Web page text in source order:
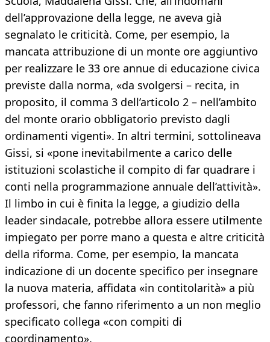
dell’approvazione della legge, ne aveva già
segnalato le criticità. Come, per esempio, la
mancata attribuzione di un monte ore aggiuntivo
per realizzare le 33 ore annue di educazione civica
previste dalla norma, «da svolgersi – recita, in
proposito, il comma 3 dell’articolo 2 – nell’ambito
del monte orario obbligatorio previsto dagli
ordinamenti vigenti». In altri termini, sottolineava
Gissi, si «pone inevitabilmente a carico delle
istituzioni scolastiche il compito di far quadrare i
conti nella programmazione annuale dell’attività».
Il limbo in cui è finita la legge, a giudizio della
leader sindacale, potrebbe allora essere utilmente
impiegato per porre mano a questa e altre criticità
della riforma. Come, per esempio, la mancata
indicazione di un docente specifico per insegnare
la nuova materia, affidata «in contitolarità» a più
professori, che fanno riferimento a un non meglio
specificato collega «con compiti di
coordinamento».